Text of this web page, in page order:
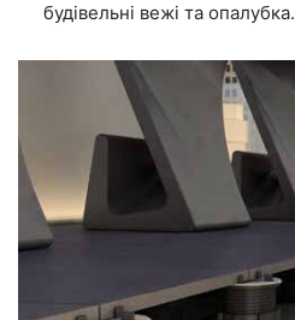
будівельні вежі та опалубка.